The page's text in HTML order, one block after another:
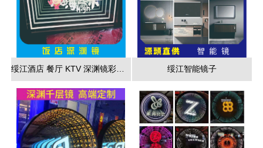
绥江酒店 餐厅 KTV 深渊镜彩色跑马灯 绥江智能镜子